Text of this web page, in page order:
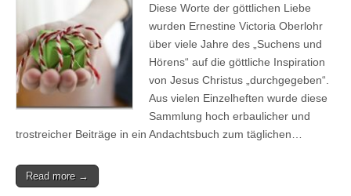
göttlichen
Liebe
Diese Worte der göttlichen Liebe
wurden Ernestine Victoria Oberlohr
über viele Jahre des „Suchens und
Hörens“ auf die göttliche Inspiration
von Jesus Christus „durchgegeben“.
Aus vielen Einzelheften wurde diese
Sammlung hoch erbaulicher und
trostreicher Beiträge in ein Andachtsbuch zum täglichen…
Read more →